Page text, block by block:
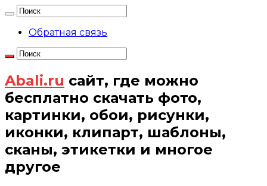
Обратная связь
Abali.ru сайт, где можно
бесплатно скачать фото,
картинки, обои, рисунки,
иконки, клипарт, шаблоны,
сканы, этикетки и многое
другое